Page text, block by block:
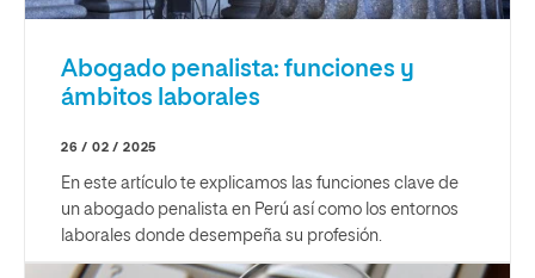
Abogado penalista: funciones y
ámbitos laborales
26 / 02 / 2025
En este artículo te explicamos las funciones clave de
un abogado penalista en Perú así como los entornos
laborales donde desempeña su profesión.